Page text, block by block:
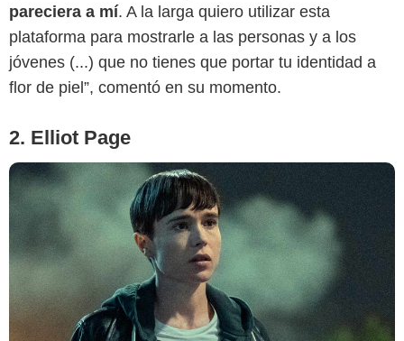
pareciera a mí. A la larga quiero utilizar esta
plataforma para mostrarle a las personas y a los
jóvenes (...) que no tienes que portar tu identidad a
flor de piel”, comentó en su momento.
2. Elliot Page